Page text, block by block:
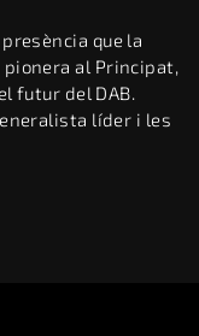
que la
pionera al Principat,
futur del DAB.
líder i les